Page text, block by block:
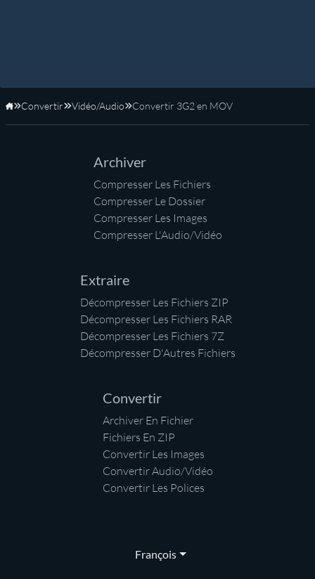
Accueil
Convertir Vidéo/Audio Convertir 3G2 en MOV
Archiver
Compresser Les Fichiers
Compresser Le Dossier
Compresser Les Images
Compresser L'Audio/Vidéo
Extraire
Décompresser Les Fichiers ZIP
Décompresser Les Fichiers RAR
Décompresser Les Fichiers 7Z
Décompresser D'Autres Fichiers
Convertir
Archiver En Fichier
Fichiers En ZIP
Convertir Les Images
Convertir Audio/Vidéo
Convertir Les Polices
François